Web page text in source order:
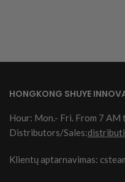
HONGKONG SHUYE
Hour: Mon.- Fri. From 7 AM
Distributors/Sales:
Klientų aptarnavimas: